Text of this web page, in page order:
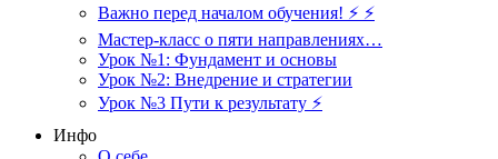
Важно перед началом обучения! ⚡ ⚡
Мастер-класс о пяти направлениях…
Урок №1: Фундамент и основы
Урок №2: Внедрение и стратегии
Урок №3 Пути к результату ⚡️
Инфо